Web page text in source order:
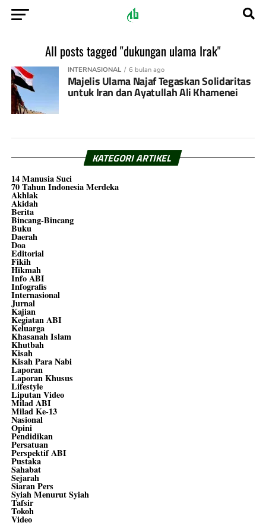
All posts tagged "dukungan ulama Irak"
INTERNASIONAL 6 bulan ago
Majelis Ulama Najaf Tegaskan Solidaritas
untuk Iran dan Ayatullah Ali Khamenei
KATEGORI ARTIKEL
14 Manusia Suci
70 Tahun Indonesia Merdeka
Akhlak
Akidah
Berita
Bincang-Bincang
Buku
Daerah
Doa
Editorial
Fikih
Hikmah
Info ABI
Infografis
Internasional
Jurnal
Kajian
Kegiatan ABI
Keluarga
Khasanah Islam
Khutbah
Kisah
Kisah Para Nabi
Laporan
Laporan Khusus
Lifestyle
Liputan Video
Milad ABI
Milad Ke-13
Nasional
Opini
Pendidikan
Persatuan
Perspektif ABI
Pustaka
Sahabat
Sejarah
Siaran Pers
Syiah Menurut Syiah
Tafsir
Tokoh
Video